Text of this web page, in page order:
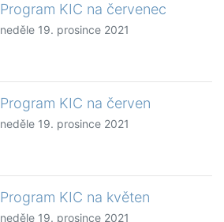
Program KIC na červenec
neděle 19. prosince 2021
Program KIC na červen
neděle 19. prosince 2021
Program KIC na květen
neděle 19. prosince 2021